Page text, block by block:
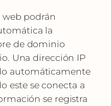
web podrán
la
de dominio
Una dirección IP
automáticamente
este se conecta a
se registra